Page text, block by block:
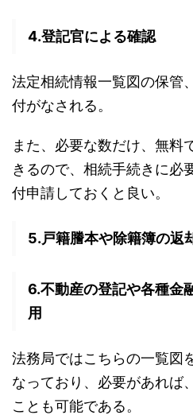
4.登記官による確認
法定相続情報一覧図の保管
付がなされる。
また、必要な数だけ、無料
きるので、相続手続きに必
付申請しておくと良い。
5.戸籍謄本や除籍簿の返
6.不動産の登記や各種金
用
法務局ではこちらの一覧図
なっており、必要があれば
ことも可能である。